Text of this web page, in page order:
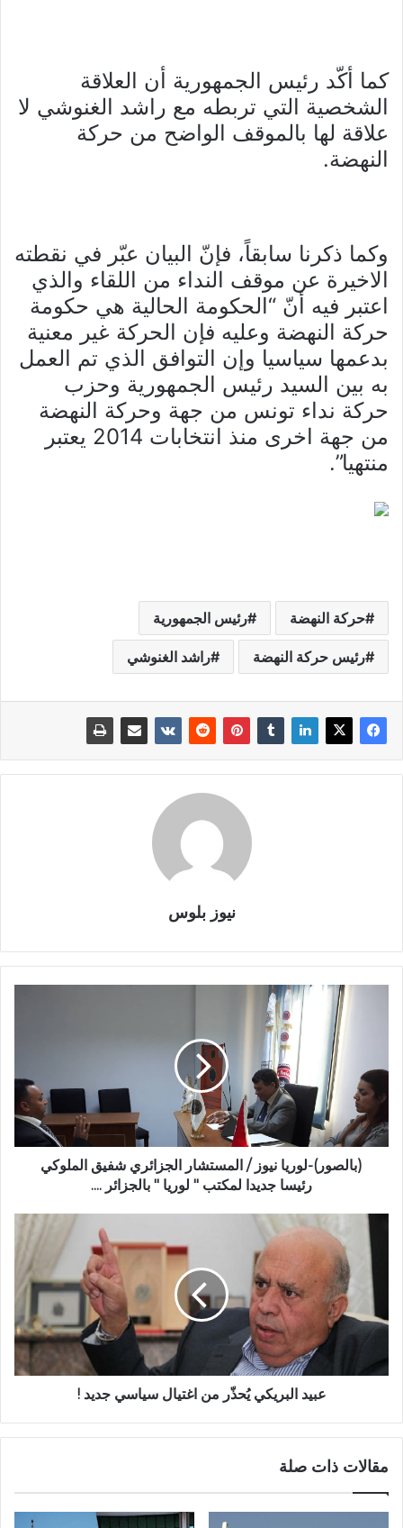
كما أكّد رئيس الجمهورية أن العلاقة
الشخصية التي تربطه مع راشد الغنوشي لا
علاقة لها بالموقف الواضح من حركة
النهضة.
وكما ذكرنا سابقاً، فإنّ البيان عبّر في نقطته
الاخيرة عن موقف النداء من اللقاء والذي
اعتبر فيه أنّ “الحكومة الحالية هي حكومة
حركة النهضة وعليه فإن الحركة غير معنية
بدعمها سياسيا وإن التوافق الذي تم العمل
به بين السيد رئيس الجمهورية وحزب
حركة نداء تونس من جهة وحركة النهضة
من جهة اخرى منذ انتخابات 2014 يعتبر
منتهيا”.
حركة النهضة رئيس الجمهورية
رئيس حركة النهضة راشد الغنوشي
نيوز بلوس
(بالصور)-لوريا نيوز / المستشار الجزائري شفيق الملوكي
رئيسا جديدا لمكتب " لوريا " بالجزائر ....
عبيد البريكي يُحذّر من اغتيال سياسي جديد !
مقالات ذات صلة